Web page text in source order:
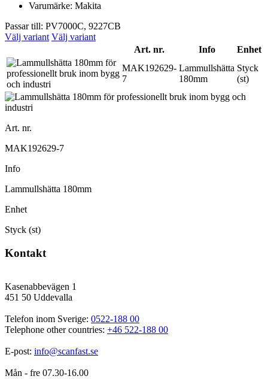
Varumärke: Makita
Passar till: PV7000C, 9227CB
Välj variant Välj variant
Art. nr.
Info
Enhet
MAK192629-
7
Lammullshätta
180mm
Styck
(st)
Art. nr.
MAK192629-7
Info
Lammullshätta 180mm
Enhet
Styck (st)
Kontakt
Kasenabbevägen 1
451 50 Uddevalla
Telefon inom Sverige: 0522-188 00
Telephone other countries: +46 522-188 00
E-post: info@scanfast.se
Mån - fre 07.30-16.00